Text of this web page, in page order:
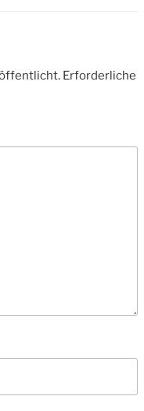
Erforderliche